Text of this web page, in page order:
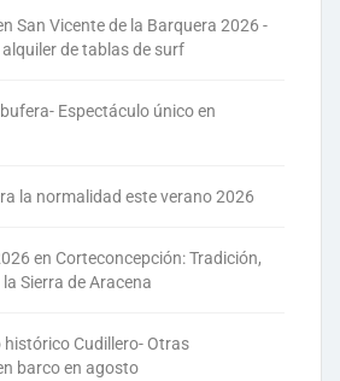
San Vicente de la Barquera 2026 -
de tablas de surf
Espectáculo único en
la normalidad este verano 2026
en Corteconcepción: Tradición,
Sierra de Aracena
Cudillero- Otras
barco en agosto